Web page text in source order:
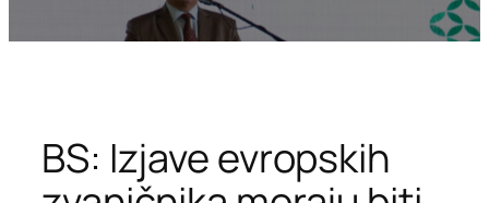
BS: Izjave evropskih